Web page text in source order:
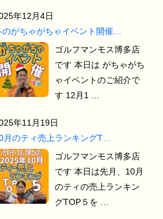
年12月4日
のがちゃがちゃイベント開催…
ゴルフマンモス博多店
です 本日は がちゃがち
ゃイベントのご紹介で
す 12月1 …
年11月19日
月のティ売上ランキングT…
ゴルフマンモス博多店
です 本日は先月、10月
のティの売上ランキン
グTOP５を …